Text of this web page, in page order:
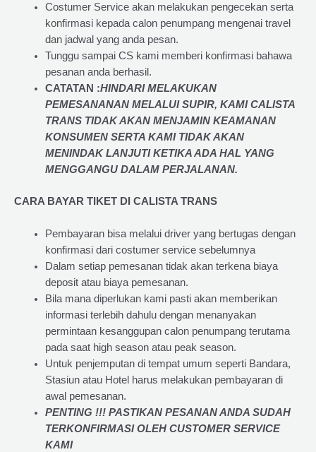
Costumer Service akan melakukan pengecekan serta
konfirmasi kepada calon penumpang mengenai travel
dan jadwal yang anda pesan.
Tunggu sampai CS kami memberi konfirmasi bahawa
pesanan anda berhasil.
CATATAN :HINDARI MELAKUKAN
PEMESANANAN MELALUI SUPIR, KAMICALISTA
TRANSTIDAK AKAN MENJAMINKEAMANAN
KONSUMEN SERTA KAMI TIDAK AKAN
MENINDAK LANJUTI KETIKA ADA HAL YANG
MENGGANGU DALAM PERJALANAN.
CARA BAYAR TIKET DI CALISTA TRANS
Pembayaran bisa melalui driver yang bertugas dengan
konfirmasi dari costumer service sebelumnya
Dalam setiap pemesanan tidak akan terkena biaya
deposit atau biaya pemesanan.
Bila mana diperlukan kami pasti akan memberikan
informasi terlebih dahulu dengan menanyakan
permintaan kesanggupan calon penumpang terutama
pada saat high season atau peak season.
Untuk penjemputan di tempat umum seperti Bandara,
Stasiun atau Hotel harus melakukan pembayaran di
awal pemesanan.
PENTING !!! PASTIKAN PESANAN ANDA SUDAH
TERKONFIRMASI OLEH CUSTOMER SERVICE
KAMI